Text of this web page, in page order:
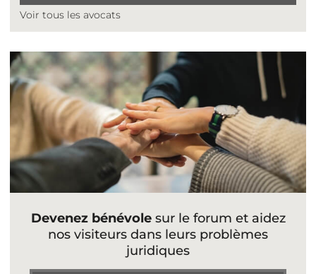
Voir tous les avocats
Devenez bénévolesur le forum et aidez
nos visiteurs dans leurs problèmes
juridiques